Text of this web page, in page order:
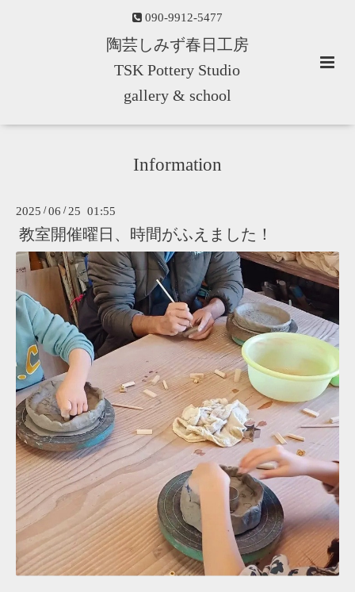
090-9912-5477
陶芸しみず春日工房
TSK Pottery Studio
gallery & school
Information
2025 /06 / 25 01:55
教室開催曜日、時間がふえました！